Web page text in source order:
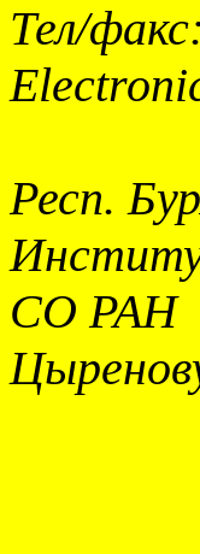
Тел/факс
Респ.
СО РАН